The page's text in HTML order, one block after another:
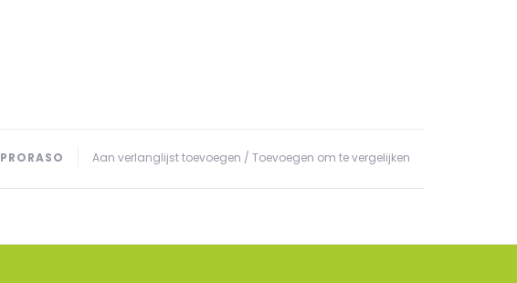
Aan verlanglijst toevoegen / Toevoegen om te vergelijken
PRORASO